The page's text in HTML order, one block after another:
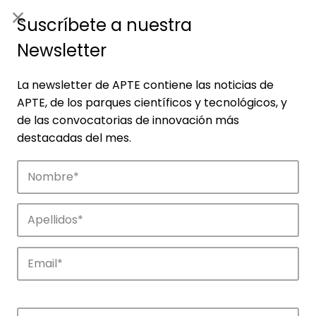
Empresas
Descubre las empresas que impulsan la
innovación en los parques de APTE.
Suscríbete a nuestra
Newsletter
La newsletter de APTE contiene las noticias de
APTE, de los parques científicos y tecnológicos, y
de las convocatorias de innovación más
destacadas del mes.